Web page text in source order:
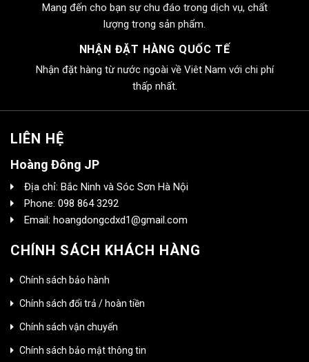
Mang đến cho bạn sự chu đáo trong dịch vụ, chất
lượng trong sản phẩm.
NHẬN ĐẶT HÀNG QUỐC TẾ
Nhận đặt hàng từ nước ngoài về Viêt Nam với chi phí
thấp nhất.
LIÊN HỆ
Hoàng Đông JP
Địa chỉ: Bắc Ninh và Sóc Sơn Hà Nội
Phone: 098 864 3292
Email: hoangdongcdxd1@gmail.com
CHÍNH SÁCH KHÁCH HÀNG
Chính sách bảo hành
Chính sách đổi trả / hoàn tiền
Chính sách vận chuyển
Chính sách bảo mật thông tin